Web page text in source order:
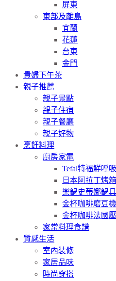
屏東
東部及離島
宜蘭
花蓮
台東
金門
貴婦下午茶
親子推薦
親子景點
親子住宿
親子餐廳
親子好物
烹飪料理
廚房家電
Tefal特福鮮呼
日本阿拉丁烤箱
樂鍋史蒂娜鍋具
金杯咖啡磨豆機
金杯咖啡法國壓
家常料理食譜
質感生活
室內裝修
家居品味
時尚穿搭